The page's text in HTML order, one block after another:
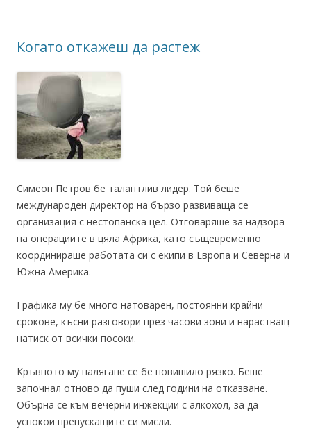
Когато откажеш да растеж
Симеон Петров бе талантлив лидер. Той беше
международен директор на бързо развиваща се
организация с нестопанска цел. Отговаряше за надзора
на операциите в цяла Африка, като същевременно
координираше работата си с екипи в Европа и Северна и
Южна Америка.
Графика му бе много натоварен, постоянни крайни
срокове, късни разговори през часови зони и нарастващ
натиск от всички посоки.
Кръвното му налягане се бе повишило рязко. Беше
започнал отново да пуши след години на отказване.
Обърна се към вечерни инжекции с алкохол, за да
успокои препускащите си мисли.